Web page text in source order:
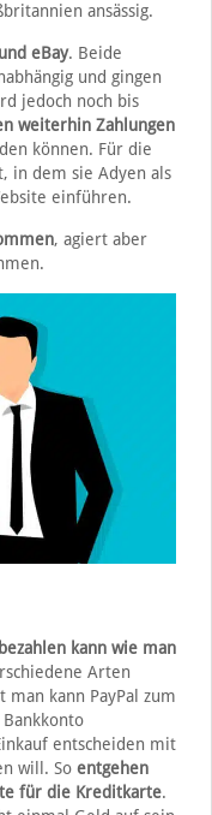
ansässig.
eBay. Beide
und gingen
jedoch noch bis
weiterhin Zahlungen
können. Für die
in dem sie Adyen als
einführen.
, agiert aber
bezahlen kann wie man
Arten
kann PayPal zum
entscheiden mit
will. So entgehen
für die Kreditkarte.